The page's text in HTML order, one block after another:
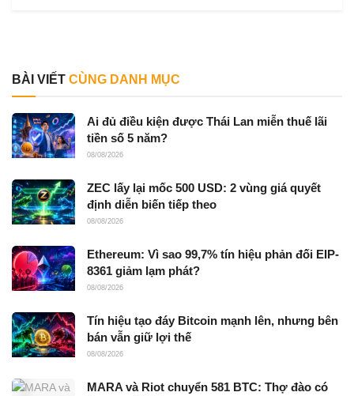
BÀI VIẾT CÙNG DANH MỤC
Ai đủ điều kiện được Thái Lan miễn thuế lãi
tiền số 5 năm?
08/08/2026
ZEC lấy lại mốc 500 USD: 2 vùng giá quyết
định diễn biến tiếp theo
08/08/2026
Ethereum: Vì sao 99,7% tín hiệu phản đối EIP-
8361 giảm lạm phát?
08/08/2026
Tín hiệu tạo đáy Bitcoin mạnh lên, nhưng bên
bán vẫn giữ lợi thế
08/08/2026
MARA và Riot chuyển 581 BTC: Thợ đào có